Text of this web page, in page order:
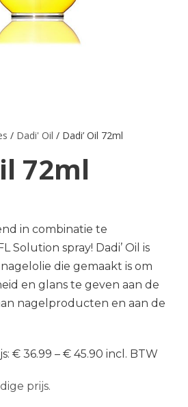
/ Dadi' Oil / Dadi’ Oil 72ml
72ml
in combinatie te
Solution spray! Dadi’ Oil is
die gemaakt is om
en glans te geven aan de
nagelproducten en aan de
€ 36.99 – € 45.90 incl. BTW
prijs.